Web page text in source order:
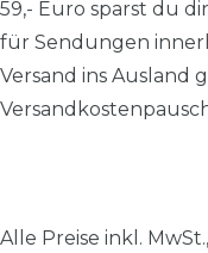
59,- Euro sparst du
für Sendungen
Versand ins Ausland
Alle Preise inkl.